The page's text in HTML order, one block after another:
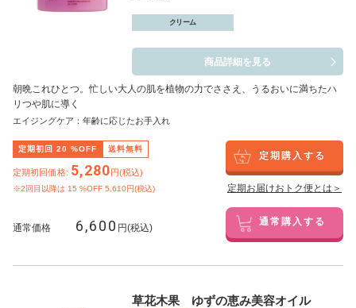
クリーム
商品詳細を見る
朝晩これひとつ。忙しい大人の肌を植物の力でささえ、うるおいに満ちたハ
リつや肌に導く
エイジングケア：年齢に応じたお手入れ
定期初回 20 %OFF 送料無料
定期初回価格: 5,280円(税込)
※2回目以降は 15 %OFF 5,610円(税込)
定期購入する
定期お届けおトク便とは＞
通常価格 6,600 円(税込) 通常購入する
草花木果 ゆずの恵み美容オイル